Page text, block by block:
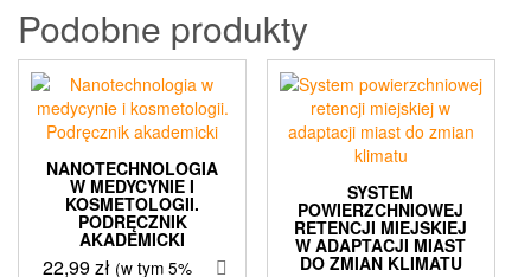
Podobne produkty
NANOTECHNOLOGIA
W MEDYCYNIE I
KOSMETOLOGII.
PODRĘCZNIK
AKADEMICKI
22,99zł (w tym 5%
SYSTEM
POWIERZCHNIOWEJ
RETENCJI MIEJSKIEJ
W ADAPTACJI MIAST
DO ZMIAN KLIMATU